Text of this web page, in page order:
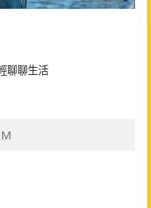
聊聊生活